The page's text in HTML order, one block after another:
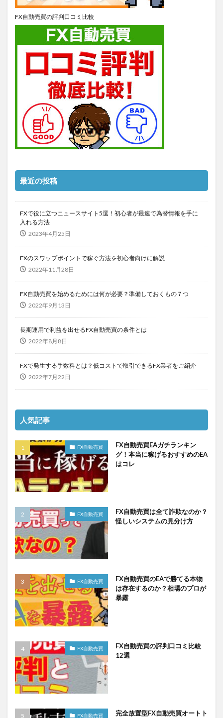
FX自動売買の評判口コミ比較
最近の投稿
FXで役に立つニュースサイト5選！初心者が最速で為替情報を手に
入れる方法
2023年4月25日
FXのスワップポイントで稼ぐ方法を初心者向けに解説
2022年11月28日
FX自動売買を始めるためには何が必要？準備しておくもの７つ
2022年9月13日
長期運用で利益を出せるFX自動売買の条件とは
2022年8月8日
FXで発生する手数料とは？低コストで取引できるFX業者をご紹介
2022年7月22日
人気記事
FX自動売買
FX自動売買EAガチランキン
グ！本当に稼げるおすすめのEA
はコレ
FX自動売買
FX自動売買は全て詐欺なのか？
怪しいシステムの見分け方
FX自動売買
FX自動売買のEAで勝てる本物
は存在するのか？相場のプロが
暴露
FX自動売買
FX自動売買の評判口コミ比較
12選
FX自動売買 完全放置型FX自動売買オートト